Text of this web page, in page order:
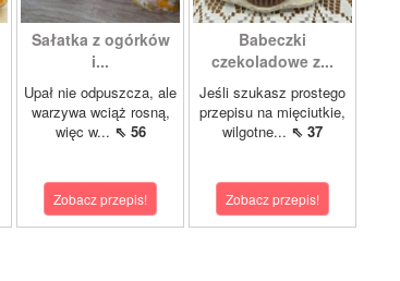
Sałatka z ogórków
i...
Upał nie odpuszcza, ale
warzywa wciąż rosną,
więc w... ⇖ 56
Zobacz przepis!
Babeczki
czekoladowe z...
Jeśli szukasz prostego
przepisu na mięciutkie,
wilgotne... ⇖ 37
Zobacz przepis!